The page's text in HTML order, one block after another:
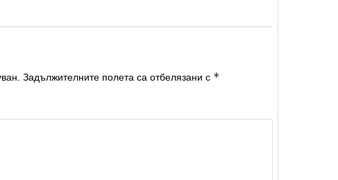
Задължителните полета са отбелязани с *